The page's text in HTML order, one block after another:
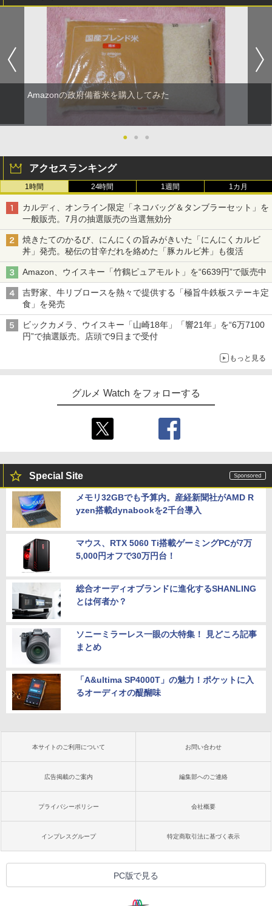
Amazonの政府備蓄米を購入してみた
● ● ●
アクセスランキング
1時間 24時間 1週間 1カ月
カルディ、オンライン限定「ネコバッグ＆タンブラーセット」を
一般販売。7月の抽選販売の当選無効分
焼きたてのかるび、にんにくの旨みがきいた「にんにくカルビ
丼」発売。秘伝の甘辛だれを絡めた「豚カルビ丼」も復活
Amazon、ウイスキー「竹鶴ピュアモルト」を“6639円”で販売中
吉野家、牛リブロースを熱々で提供する「極旨牛鉄板ステーキ定
食」を発売
ビックカメラ、ウイスキー「山崎18年」「響21年」を“6万7100
円”で抽選販売。店頭で9日まで受付
もっと見る
グルメ Watch をフォローする
Special Site
メモリ32GBでも予算内。産経新聞社がAMD R
yzen搭載dynabookを2千台導入
マウス、RTX 5060 Ti搭載ゲーミングPCが7万
5,000円オフで30万円台！
総合オーディオブランドに進化するSHANLING
とは何者か？
ソニーミラーレス一眼の大特集！ 見どころ記事
まとめ
「A&ultima SP4000T」の魅力！ポケットに入
るオーディオの醍醐味
本サイトのご利用について お問い合わせ
広告掲載のご案内 編集部へのご連絡
プライバシーポリシー 会社概要
インプレスグループ 特定商取引法に基づく表示
PC版で見る